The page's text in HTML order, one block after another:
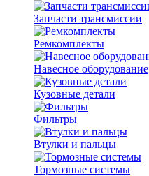
Запчасти трансмиссии
Ремкомплекты
Навесное оборудование
Кузовные детали
Фильтры
Втулки и пальцы
Тормозные системы